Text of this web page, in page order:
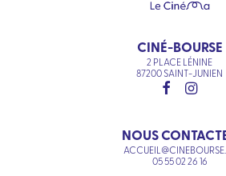
CINÉ-BOURSE
2 PLACE LÉNINE
87200 SAINT-JUNIEN
NOUS
05 55 02 26 16